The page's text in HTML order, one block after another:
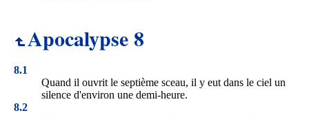
Apocalypse 8
8.1
Quand il ouvrit le septième sceau, il y eut dans le ciel un
silence d'environ une demi-heure.
8.2